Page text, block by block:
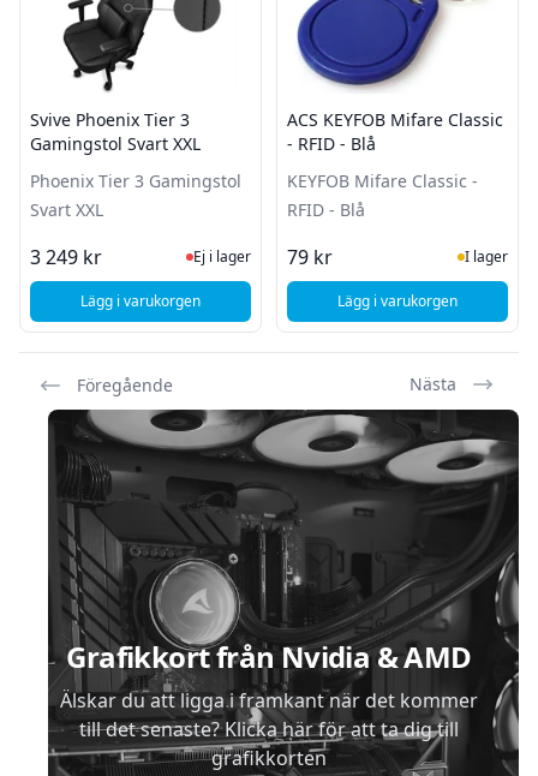
Svive Phoenix Tier 3
Gamingstol Svart XXL
Phoenix Tier 3 Gamingstol
Svart XXL
3 249 kr Ej i lager, besök produktsidan för
Ej i lager
Lägg i varukorgen, Svive Phoenix Tier 3 Gamingstol Svart XXL
ACS KEYFOB Mifare Classic
- RFID - Blå
KEYFOB Mifare Classic -
RFID - Blå
79 kr I Lager
I lager
Lägg i varukorgen
, ACS KEYFOB
Föregående Nästa
Grafikkort från Nvidia & AMD
Älskar du att ligga i framkant när det kommer
till det senaste? Klicka här för att ta dig till
grafikkorten